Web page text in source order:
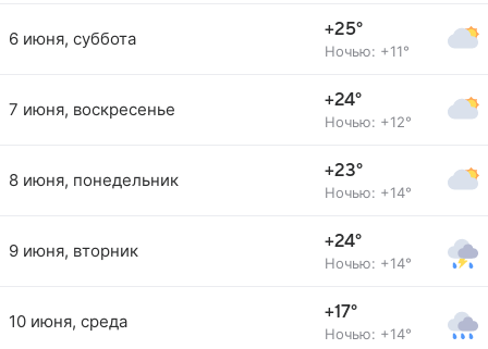
6 июня, суббота +25°
Ночью: +11°
7 июня, воскресенье +24°
Ночью: +12°
8 июня, понедельник +23°
Ночью: +14°
9 июня, вторник +24°
Ночью: +14°
10 июня, среда +17°
Ночью: +14°